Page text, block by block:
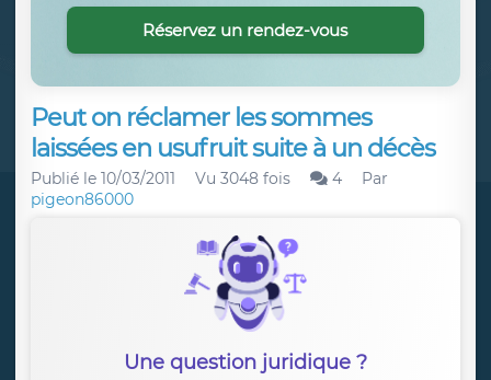
Peut on réclamer les sommes
laissées en usufruit suite à un décès
Publié le 10/03/2011 Vu 3048 fois 4
Par
pigeon86000
Une question juridique ?
Réservez un rendez-vous